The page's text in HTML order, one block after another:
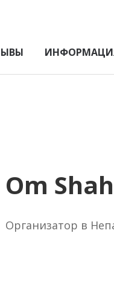
Om
Организатор в